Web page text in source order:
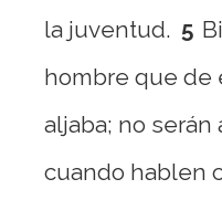
la juventud. 5
hombre que de
aljaba; no serán
cuando hablen